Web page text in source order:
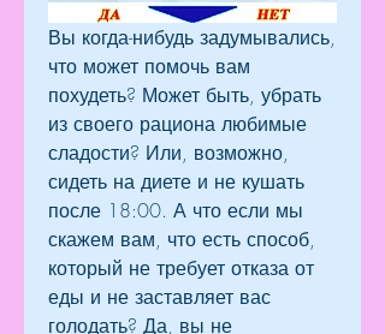
Вы когда-нибудь задумывались,
что может помочь вам
похудеть? Может быть, убрать
из своего рациона любимые
сладости? Или, возможно,
сидеть на диете и не кушать
после 18:00. А что если мы
скажем вам, что есть способ,
который не требует отказа от
еды и не заставляет вас
голодать? Да, вы не